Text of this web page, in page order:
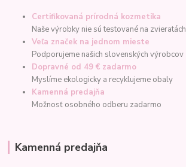
Certifikovaná prírodná kozmetika
Naše výrobky nie sú testované na zvieratách
Veľa značek na jednom mieste
Podporujeme našich slovenských výrobcov
Dopravné od 49 € zadarmo
Myslíme ekologicky a recyklujeme obaly
Kamenná predajňa
Možnosť osobného odberu zadarmo
Kamenná predajňa